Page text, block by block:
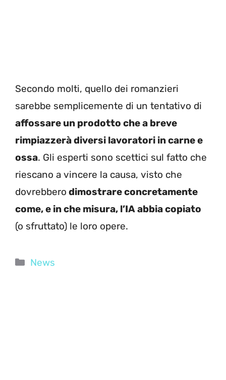
Secondo molti, quello dei romanzieri
sarebbe semplicemente di un tentativo di
affossare un prodotto che a breve
rimpiazzerà diversi lavoratori in carne e
ossa. Gli esperti sono scettici sul fatto che
riescano a vincere la causa, visto che
dovrebbero dimostrare concretamente
come, e in che misura, l’IA abbia copiato
(o sfruttato) le loro opere.
Categorie
News